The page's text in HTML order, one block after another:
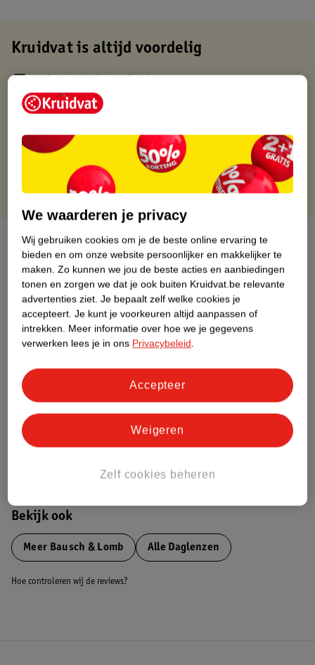
Kruidvat is altijd voordelig
Op werkdagen voor 22:00 uur besteld, volgende dag in huis
Gratis thuisbezorgd vanaf 50.00
Gratis punten met je Kruidvat kaart
Over dit product
Productinformatie
Etiketinformatie
Impact Score.
Bekijk ook
Meer Bausch & Lomb Alle Daglenzen
Hoe controleren wij de reviews?
We waarderen je privacy
Wij gebruiken cookies om je de beste online ervaring te
bieden en om onze website persoonlijker en makkelijker te
maken. Zo kunnen we jou de beste acties en aanbiedingen
tonen en zorgen we dat je ook buiten Kruidvat.be relevante
advertenties ziet. Je bepaalt zelf welke cookies je
accepteert. Je kunt je voorkeuren altijd aanpassen of
intrekken. Meer informatie over hoe we je gegevens
verwerken lees je in ons Privacybeleid.
Zelf cookies beheren
Weigeren
Accepteer